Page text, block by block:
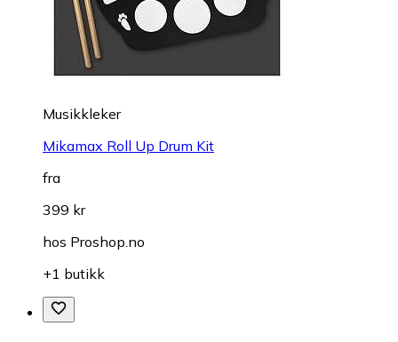
Musikkleker
Mikamax Roll Up Drum Kit
fra
399 kr
hos Proshop.no
+1 butikk